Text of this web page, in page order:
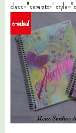
class="separator"